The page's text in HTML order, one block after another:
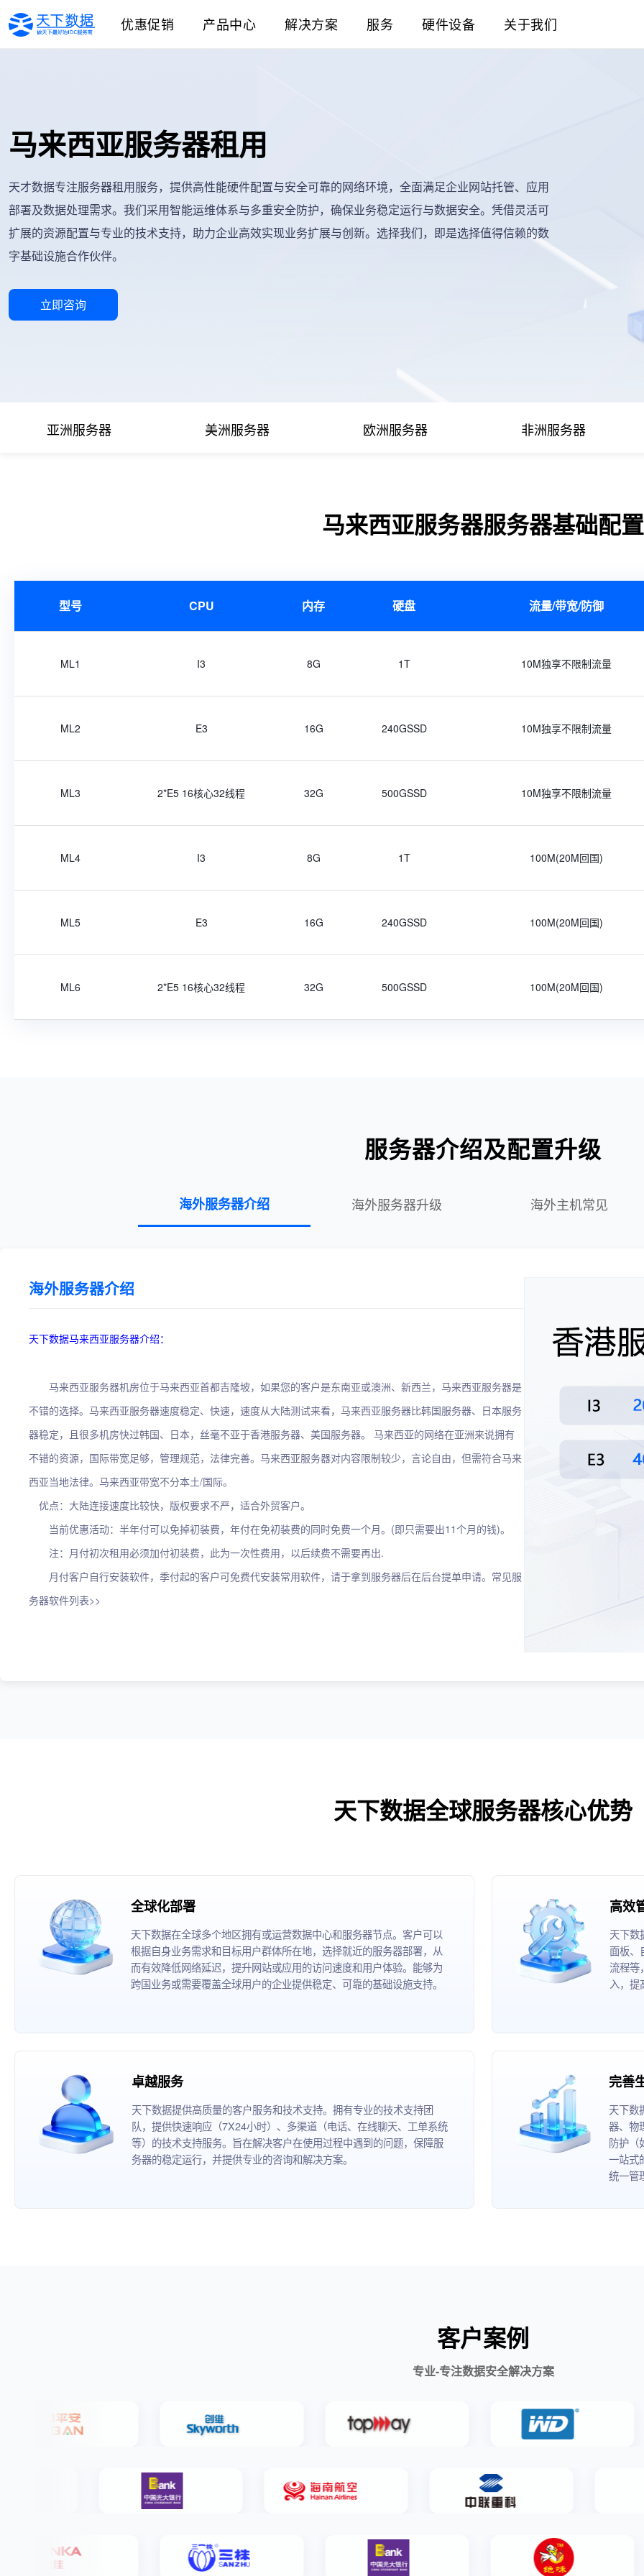
优惠促销 产品中心 解决方案 服务 硬件设备 关于我们
马来西亚服务器租用
天才数据专注服务器租用服务，提供高性能硬件配置与安全可靠的网络环境，全面满足企业网站托管、应用
部署及数据处理需求。我们采用智能运维体系与多重安全防护，确保业务稳定运行与数据安全。凭借灵活可
扩展的资源配置与专业的技术支持，助力企业高效实现业务扩展与创新。选择我们，即是选择值得信赖的数
字基础设施合作伙伴。
立即咨询
亚洲服务器 美洲服务器 欧洲服务器 非洲服务器
马来西亚服务器服务器基础配置
型号 CPU 内存 硬盘 流量/带宽/防御
ML1 I3 8G 1T 10M独享不限制流量
ML2 E3 16G 240GSSD 10M独享不限制流量
ML3 2*E5 16核心32线程 32G 500GSSD 10M独享不限制流量
ML4 I3 8G 1T 100M(20M回国)
ML5 E3 16G 240GSSD 100M(20M回国)
ML6 2*E5 16核心32线程 32G 500GSSD 100M(20M回国)
服务器介绍及配置升级
海外服务器介绍 海外服务器升级 海外主机常见
海外服务器介绍
天下数据马来西亚服务器介绍：
马来西亚服务器机房位于马来西亚首都吉隆坡，如果您的客户是东南亚或澳洲、新西兰，马来西亚服务器是
不错的选择。马来西亚服务器速度稳定、快速，速度从大陆测试来看，马来西亚服务器比韩国服务器、日本服务
器稳定，且很多机房快过韩国、日本，丝毫不亚于香港服务器、美国服务器。 马来西亚的网络在亚洲来说拥有
不错的资源，国际带宽足够，管理规范，法律完善。马来西亚服务器对内容限制较少，言论自由，但需符合马来
西亚当地法律。马来西亚带宽不分本土/国际。
优点：大陆连接速度比较快，版权要求不严，适合外贸客户。
当前优惠活动：半年付可以免掉初装费，年付在免初装费的同时免费一个月。(即只需要出11个月的钱)。
注：月付初次租用必须加付初装费，此为一次性费用，以后续费不需要再出.
月付客户自行安装软件，季付起的客户可免费代安装常用软件，请于拿到服务器后在后台提单申请。常见服
务器软件列表>>
天下数据全球服务器核心优势
全球化部署
天下数据在全球多个地区拥有或运营数据中心和服务器节点。客户可以
根据自身业务需求和目标用户群体所在地，选择就近的服务器部署，从
而有效降低网络延迟，提升网站或应用的访问速度和用户体验。能够为
跨国业务或需要覆盖全球用户的企业提供稳定、可靠的基础设施支持。
高效
天下数
面板、
流程等
入，提
卓越服务
天下数据提供高质量的客户服务和技术支持。拥有专业的技术支持团
队，提供快速响应（7X24小时）、多渠道（电话、在线聊天、工单系统
等）的技术支持服务。旨在解决客户在使用过程中遇到的问题，保障服
务器的稳定运行，并提供专业的咨询和解决方案。
完善
天下数
器、物
防护（
一站式
统一管
客户案例
专业-专注数据安全解决方案